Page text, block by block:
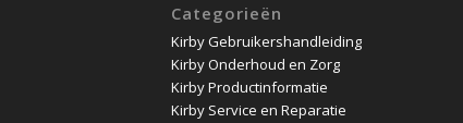
Categorieën
Kirby Gebruikershandleiding
Kirby Onderhoud en Zorg
Kirby Productinformatie
Kirby Service en Reparatie